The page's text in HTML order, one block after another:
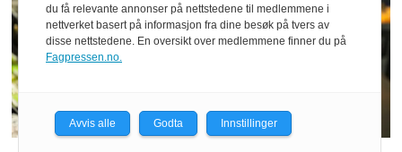
du få relevante annonser på nettstedene til medlemmene i
nettverket basert på informasjon fra dine besøk på tvers av
disse nettstedene. En oversikt over medlemmene finner du på
Fagpressen.no.
Avvis alle Godta Innstillinger